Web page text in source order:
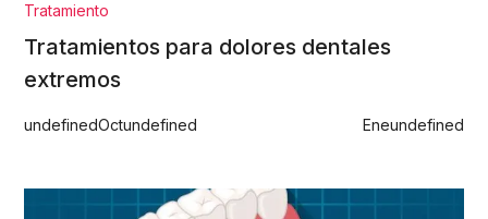
Tratamiento
Tratamientos para dolores dentales
extremos
undefinedOctundefined Eneundefined